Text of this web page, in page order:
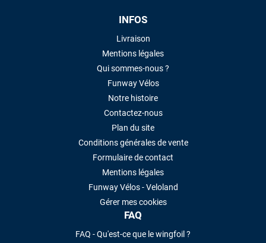
INFOS
Livraison
Mentions légales
Qui sommes-nous ?
Funway Vélos
Notre histoire
Contactez-nous
Plan du site
Conditions générales de vente
Formulaire de contact
Mentions légales
Funway Vélos - Veloland
Gérer mes cookies
FAQ
FAQ - Qu'est-ce que le wingfoil ?